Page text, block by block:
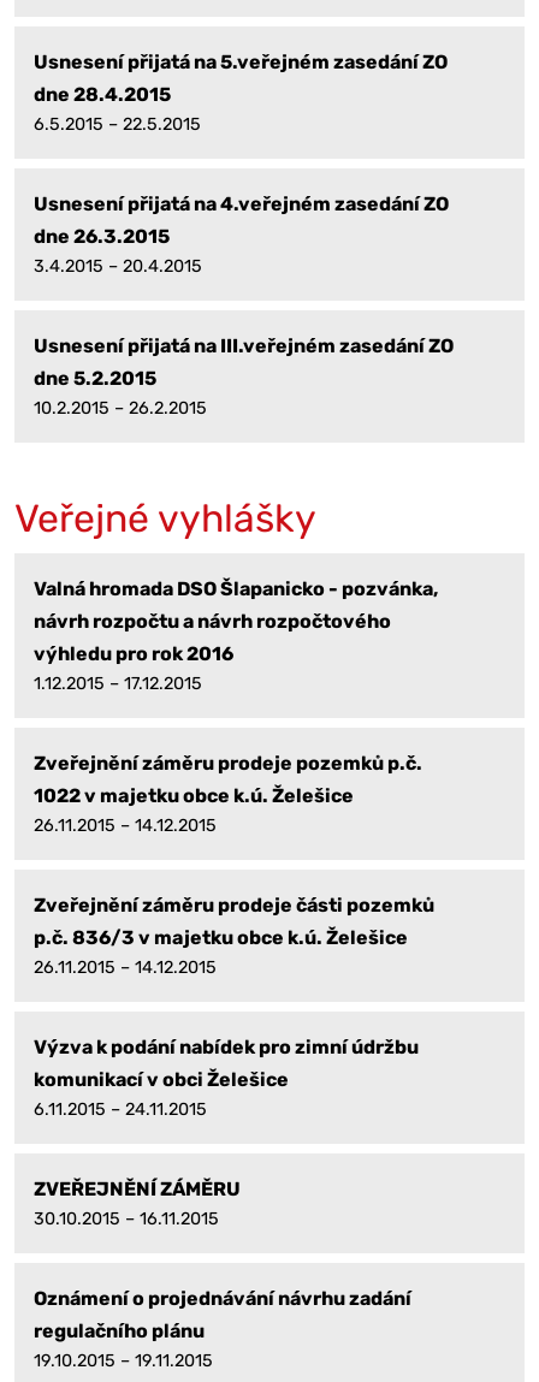
Usnesení přijatá na 5.veřejném zasedání ZO
dne 28.4.2015
6.5.2015 – 22.5.2015
Usnesení přijatá na 4.veřejném zasedání ZO
dne 26.3.2015
3.4.2015 – 20.4.2015
Usnesení přijatá na III.veřejném zasedání ZO
dne 5.2.2015
10.2.2015 – 26.2.2015
Veřejné vyhlášky
Valná hromada DSO Šlapanicko - pozvánka,
návrh rozpočtu a návrh rozpočtového
výhledu pro rok 2016
1.12.2015 – 17.12.2015
Zveřejnění záměru prodeje pozemků p.č.
1022 v majetku obce k.ú. Želešice
26.11.2015 – 14.12.2015
Zveřejnění záměru prodeje části pozemků
p.č. 836/3 v majetku obce k.ú. Želešice
26.11.2015 – 14.12.2015
Výzva k podání nabídek pro zimní údržbu
komunikací v obci Želešice
6.11.2015 – 24.11.2015
ZVEŘEJNĚNÍ ZÁMĚRU
30.10.2015 – 16.11.2015
Oznámení o projednávání návrhu zadání
regulačního plánu
19.10.2015 – 19.11.2015